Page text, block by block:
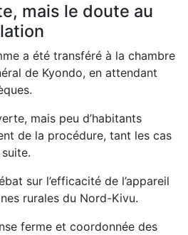
mais le doute au
a été transféré à la chambre
de Kyondo, en attendant
mais peu d’habitants
de la procédure, tant les cas
sur l’efficacité de l’appareil
rurales du Nord-Kivu.
ferme et coordonnée des